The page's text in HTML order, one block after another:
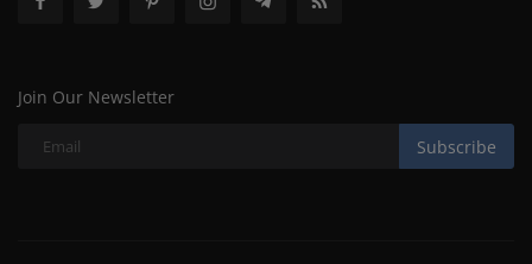
Join Our Newsletter
Subscribe